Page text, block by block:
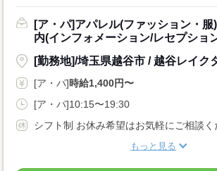
[ア・パ]アパレル(ファッション・
内(インフォメーション/レセプショ
[勤務地]/埼玉県越谷市 / 越谷レイク
[ア・パ]時給1,400円〜
[ア・パ]10:15〜19:30
シフト制 お休み希望はお気軽にご相談く
もっと見る